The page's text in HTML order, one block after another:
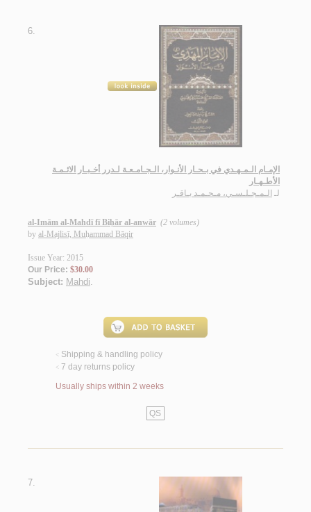
6.
الإمـام الـمـهـدي في بـحـار الأنـوار، الـجـامـعـة لـدرر أخـبـار الائـمـة
الأطـهـار
لـ الـمـجـلـسـي، مـحـمـد بـاقـر
al-Imām al-Mahdī fī Biḥār al-anwār (2 volumes)
by al-Majlisī, Muḥammad Bāqir
Issue Year: 2015
Our Price: $30.00
Subject: Mahdi.
< Shipping & handling policy
< 7 day returns policy
Usually ships within 2 weeks
QS
7.